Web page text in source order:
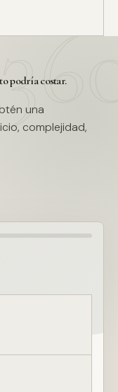
podría costar.
una
complejidad,